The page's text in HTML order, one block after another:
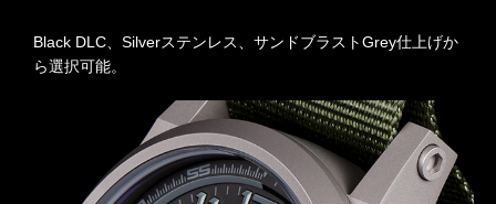
Black DLC、Silverステンレス、サンドブラストGrey仕上げか
ら選択可能。